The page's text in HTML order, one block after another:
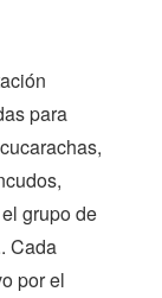
para
grupo de
Cada
por el